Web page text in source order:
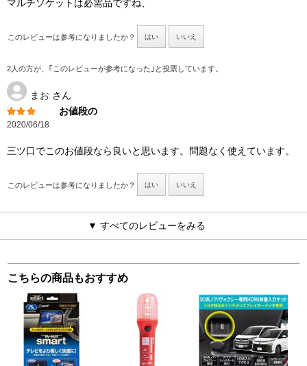
マルチソケットは必需品ですね、
このレビューは参考になりましたか？ はい いいえ
2人の方が、｢このレビューが参考になった｣と投票しています。
まお さん
お値段の
2020/06/18
三ツ口でこのお値段なら良いと思います。問題なく使えています。
このレビューは参考になりましたか？ はい いいえ
▼ すべてのレビューをみる
こちらの商品もおすすめ